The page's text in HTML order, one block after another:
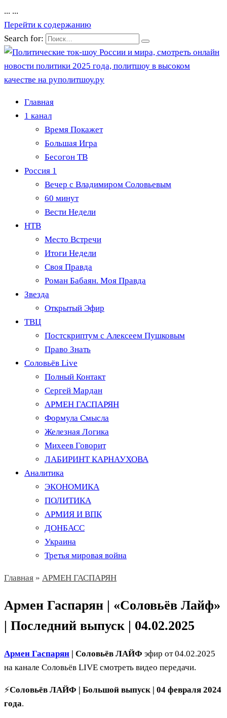
... ...
Перейти к содержанию
Search for:
Главная
1 канал
Время Покажет
Большая Игра
Бесогон ТВ
Россия 1
Вечер с Владимиром Соловьевым
60 минут
Вести Недели
НТВ
Место Встречи
Итоги Недели
Своя Правда
Роман Бабаян. Моя Правда
Звезда
Открытый Эфир
ТВЦ
Постскриптум с Алексеем Пушковым
Право Знать
Соловьёв Live
Полный Контакт
Сергей Мардан
АРМЕН ГАСПАРЯН
Формула Смысла
Железная Логика
Михеев Говорит
ЛАБИРИНТ КАРНАУХОВА
Аналитика
ЭКОНОМИКА
ПОЛИТИКА
АРМИЯ И ВПК
ДОНБАСС
Украина
Третья мировая война
Главная » АРМЕН ГАСПАРЯН
Армен Гаспарян | «Соловьёв Лайф»
| Последний выпуск | 04.02.2025
Армен Гаспарян | Соловьёв ЛАЙФ эфир от 04.02.2025
на канале Соловьёв LIVE смотреть видео передачи.
⚡️Соловьёв ЛАЙФ | Большой выпуск | 04 февраля 2024
года.